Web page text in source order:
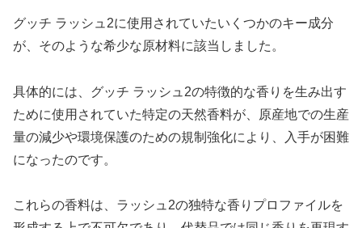
グッチ ラッシュ2に使用されていたいくつかのキー成分
が、そのような希少な原材料に該当しました。
具体的には、グッチ ラッシュ2の特徴的な香りを生み出す
ために使用されていた特定の天然香料が、原産地での生産
量の減少や環境保護のための規制強化により、入手が困難
になったのです。
これらの香料は、ラッシュ2の独特な香りプロファイルを